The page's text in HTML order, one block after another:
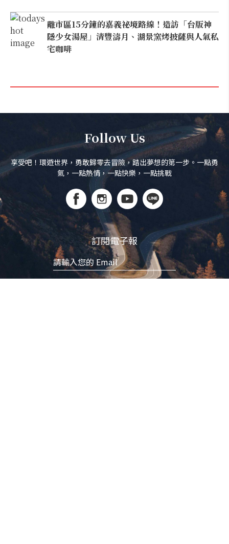
離市區15分鐘的嘉義祕境路線！造訪「台版神
隱少女湯屋」清豐濤月、湖景窯烤披薩與人氣私
宅咖啡
Follow Us
享受吧！環遊世界，勇敢歸零去冒險，踏出夢想的第一步。一點勇
氣，一點熱情，一點快樂，一點挑戰
訂閱電子報